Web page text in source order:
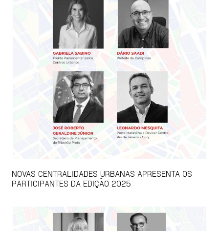
NOVAS CENTRALIDADES URBANAS APRESENTA OS
PARTICIPANTES DA EDIÇÃO 2025